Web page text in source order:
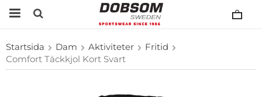
Startsida Dam Aktiviteter
Fritid
Comfort Täckkjol Kort Svart